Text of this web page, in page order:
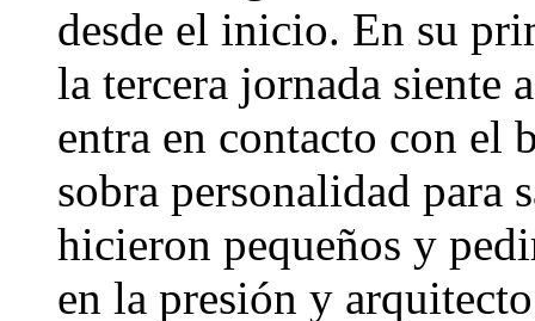
desde el inicio. En su
la tercera jornada siente
entra en contacto con el
sobra personalidad para
hicieron pequeños y
en la presión y